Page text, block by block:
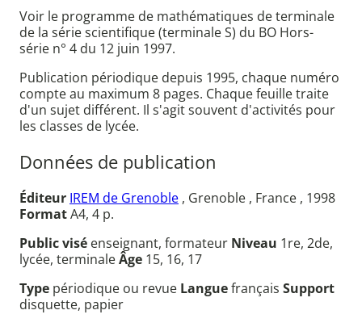
Voir le programme de mathématiques de terminale
de la série scientifique (terminale S) du BO Hors-
série n° 4 du 12 juin 1997.
Publication périodique depuis 1995, chaque numéro
compte au maximum 8 pages. Chaque feuille traite
d'un sujet différent. Il s'agit souvent d'activités pour
les classes de lycée.
Données de publication
Éditeur IREM de Grenoble , Grenoble , France , 1998
FormatA4, 4 p.
Public visé enseignant, formateur Niveau 1re, 2de,
lycée, terminaleÂge 15, 16, 17
Type périodique ou revue Languefrançais Support
disquette, papier